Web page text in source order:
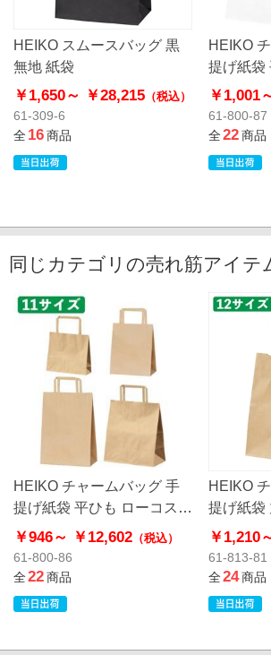
HEIKO スムースバッグ 黒
無地 紙袋
￥1,650～ ￥28,215 （税込）
61-309-6
全16商品
HEIKO
提げ紙袋
タイプ
￥1,001
61-800-87
全22商品
同じカテゴリの売れ筋アイテ
HEIKO チャームバッグ 手
提げ紙袋 平ひも ローコスト
タイプ 茶無地
￥946～ ￥12,602 （税込）
61-800-86
全22商品
HEIKO
提げ紙袋
タイプ
￥1,210
61-813-81
全24商品